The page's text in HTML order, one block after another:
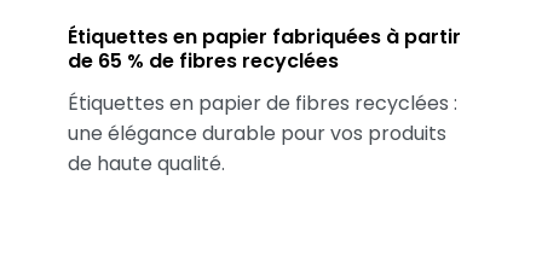
Étiquettes en papier fabriquées à partir
de 65 % de fibres recyclées
Étiquettes en papier de fibres recyclées :
une élégance durable pour vos produits
de haute qualité.